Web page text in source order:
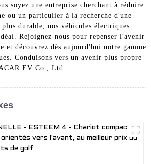
soyez une entreprise cherchant à réduire
ou un particulier à la recherche d'une
durable, nos véhicules électriques
Rejoignez-nous pour repenser l'avenir
et découvrez dès aujourd'hui notre gamme
Conduisons vers un avenir plus propre
EV Co., Ltd.